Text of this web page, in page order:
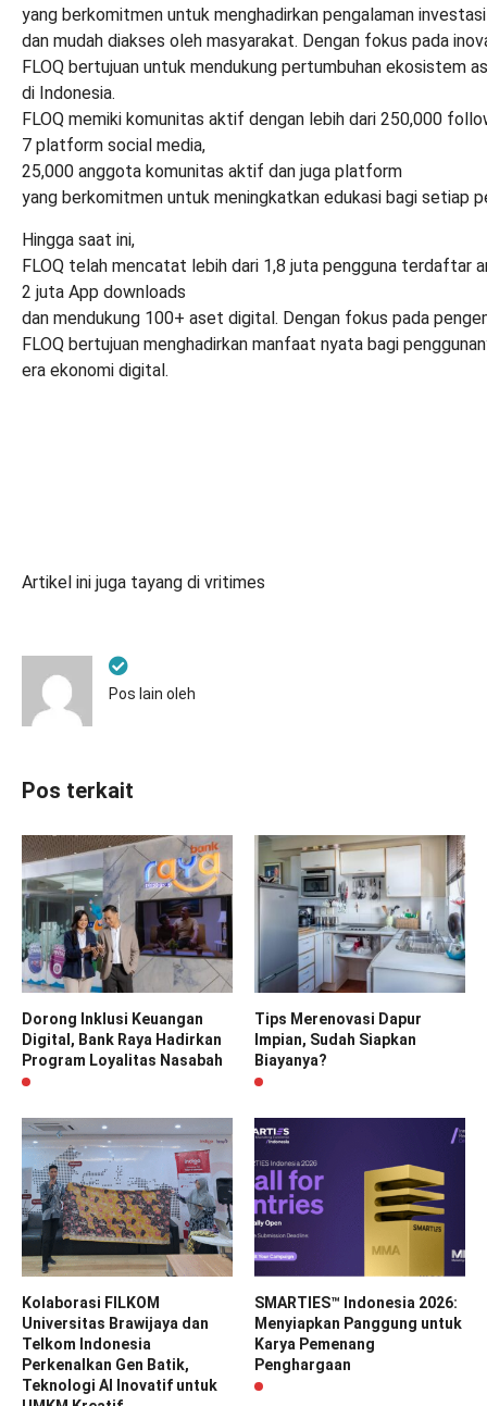
yang berkomitmen untuk menghadirkan pengalaman
dan mudah diakses oleh masyarakat. Dengan fokus pada
FLOQ bertujuan untuk mendukung pertumbuhan ekosistem
di Indonesia.
FLOQ memiki komunitas aktif dengan lebih dari 250,000
7 platform social media,
25,000 anggota komunitas aktif dan juga platform
yang berkomitmen untuk meningkatkan edukasi bagi setiap
Hingga saat ini,
FLOQ telah mencatat lebih dari 1,8 juta pengguna terdaftar
2 juta App downloads
dan mendukung 100+ aset digital. Dengan fokus pada
FLOQ bertujuan menghadirkan manfaat nyata bagi
era ekonomi digital.
Artikel ini juga tayang di vritimes
Pos lain oleh
Pos terkait
Dorong Inklusi Keuangan
Digital, Bank Raya Hadirkan
Program Loyalitas Nasabah
Tips Merenovasi Dapur
Impian, Sudah Siapkan
Biayanya?
Kolaborasi FILKOM
Universitas Brawijaya dan
Telkom Indonesia
Perkenalkan Gen Batik,
Teknologi AI Inovatif untuk
SMARTIES™ Indonesia 2026:
Menyiapkan Panggung untuk
Karya Pemenang
Penghargaan